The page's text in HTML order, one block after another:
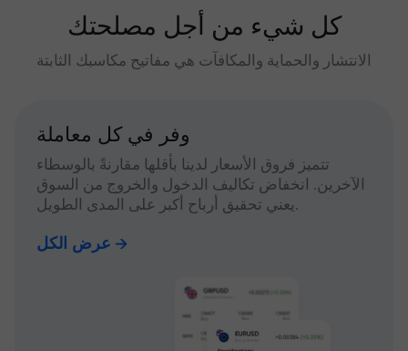
كل شيء من أجل مصلحتك
الانتشار والحماية والمكافآت هي مفاتيح مكاسبك الثابتة
وفر في كل معاملة
تتميز فروق الأسعار لدينا بأقلها مقارنةً بالوسطاء
الآخرين. انخفاض تكاليف الدخول والخروج من السوق
يعني تحقيق أرباح أكبر على المدى الطويل.
عرض الكل